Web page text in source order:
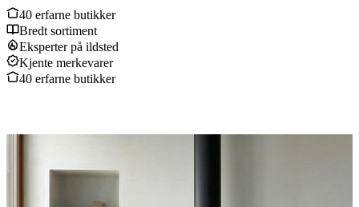
40 erfarne butikker
Bredt sortiment
Eksperter på ildsted
Kjente merkevarer
40 erfarne butikker